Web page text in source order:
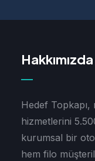
Hakkımızda
Hedef
hizmetlerini
kurumsal bir
hem filo